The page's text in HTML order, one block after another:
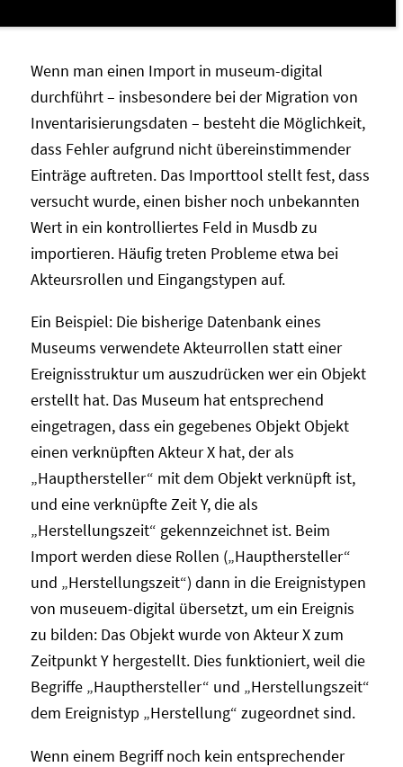
Wenn man einen Import in museum-digital
durchführt – insbesondere bei der Migration von
Inventarisierungsdaten – besteht die Möglichkeit,
dass Fehler aufgrund nicht übereinstimmender
Einträge auftreten. Das Importtool stellt fest, dass
versucht wurde, einen bisher noch unbekannten
Wert in ein kontrolliertes Feld in Musdb zu
importieren. Häufig treten Probleme etwa bei
Akteursrollen und Eingangstypen auf.
Ein Beispiel: Die bisherige Datenbank eines
Museums verwendete Akteurrollen statt einer
Ereignisstruktur um auszudrücken wer ein Objekt
erstellt hat. Das Museum hat entsprechend
eingetragen, dass ein gegebenes Objekt Objekt
einen verknüpften Akteur X hat, der als
„Haupthersteller“ mit dem Objekt verknüpft ist,
und eine verknüpfte Zeit Y, die als
„Herstellungszeit“ gekennzeichnet ist. Beim
Import werden diese Rollen („Haupthersteller“
und „Herstellungszeit“) dann in die Ereignistypen
von museuem-digital übersetzt, um ein Ereignis
zu bilden: Das Objekt wurde von Akteur X zum
Zeitpunkt Y hergestellt. Dies funktioniert, weil die
Begriffe „Haupthersteller“ und „Herstellungszeit“
dem Ereignistyp „Herstellung“ zugeordnet sind.
Wenn einem Begriff noch kein entsprechender